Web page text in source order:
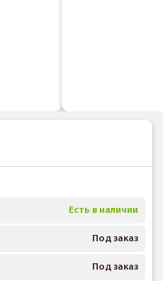
Есть в наличии
Под заказ
Под заказ